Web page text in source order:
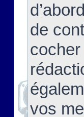
de
vos